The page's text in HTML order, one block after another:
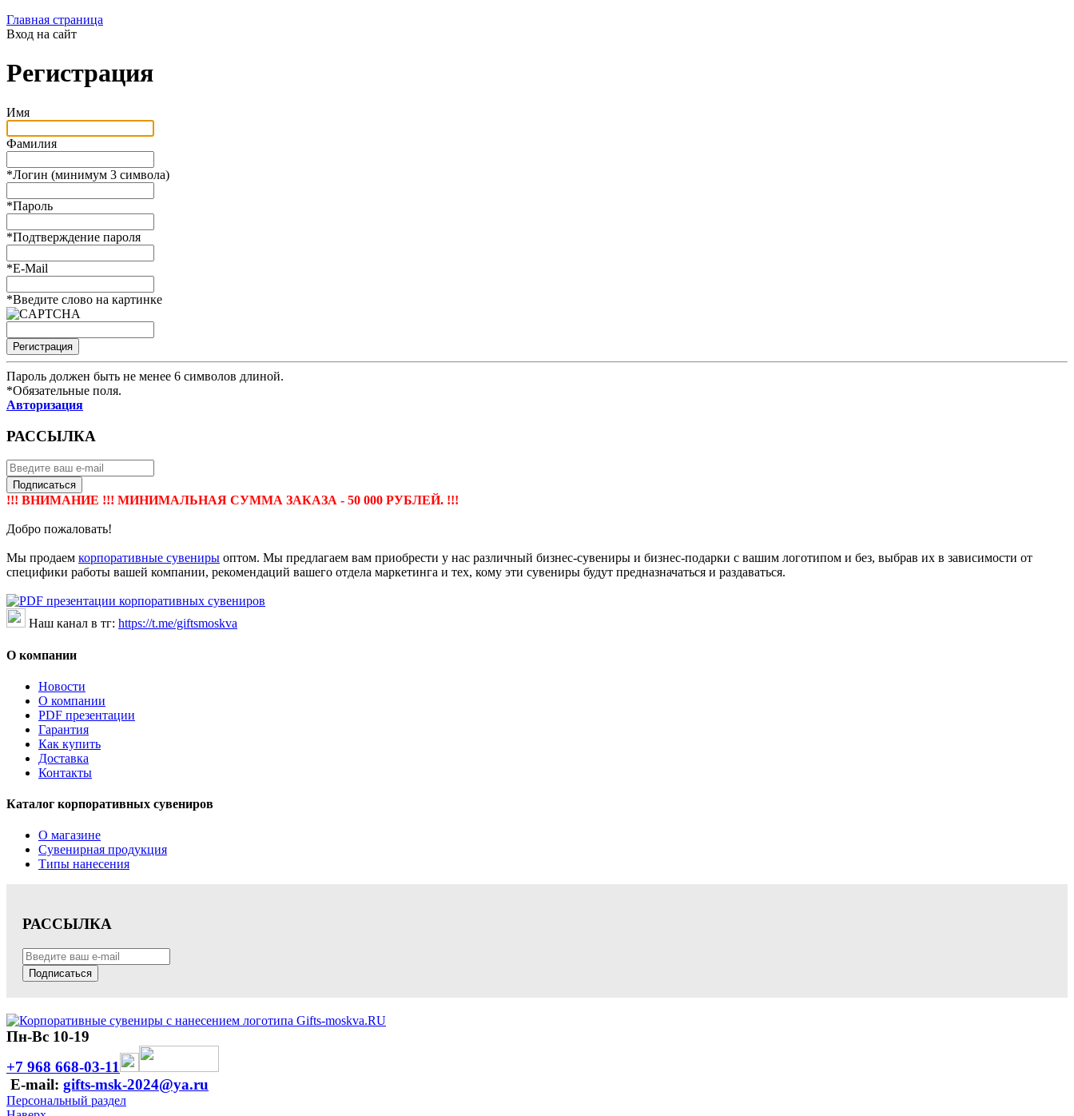
Главная страница
Вход на сайт
Регистрация
Имя
Фамилия
*Логин (минимум 3 символа)
*Пароль
*Подтверждение пароля
*E-Mail
*Введите слово на картинке
Пароль должен быть не менее 6 символов длиной.
*Обязательные поля.
Авторизация
РАССЫЛКА
Подписаться
!!! ВНИМАНИЕ !!! МИНИМАЛЬНАЯ СУММА ЗАКАЗА - 50 000 РУБЛЕЙ. !!!
Добро пожаловать!
Мы продаем корпоративные сувениры оптом. Мы предлагаем вам приобрести у нас различный бизнес-сувениры и бизнес-подарки с вашим логотипом и без, выбрав их в зависимости от
специфики работы вашей компании, рекомендаций вашего отдела маркетинга и тех, кому эти сувениры будут предназначаться и раздаваться.
Наш канал в тг: https://t.me/giftsmoskva
О компании
Новости
О компании
PDF презентации
Гарантия
Как купить
Доставка
Контакты
Каталог корпоративных сувениров
О магазине
Сувенирная продукция
Типы нанесения
РАССЫЛКА
Подписаться
Пн-Вс 10-19
+7 968 668-03-11
E-mail: gifts-msk-2024@ya.ru
Персональный раздел